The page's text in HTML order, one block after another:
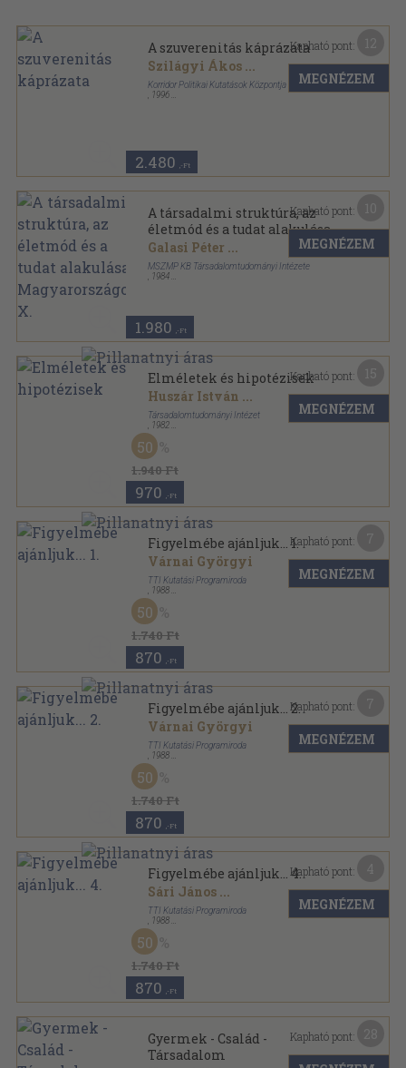
A szuverenitás káprázata
Szilágyi Ákos ...
Korridor Politikai Kutatások Központja
1996
2.480 ,-Ft
Kapható pont:
MEGNÉZEM
A társadalmi struktúra, az
életmód és a tudat alakulása
Magyarországon X.
Galasi Péter ...
MSZMP KB Társadalomtudományi Intézete
1984
1.980 ,-Ft
Kapható pont:
MEGNÉZEM
Elméletek és hipotézisek
Huszár István ...
Társadalomtudományi Intézet
1982
Ragasztott papírkötés
Rétegződés-modell vizsgálat sorozat
1.940 Ft
50
970 ,-Ft
Kapható pont:
MEGNÉZEM
Figyelmébe ajánljuk... 1.
Várnai Györgyi
TTI Kutatási Programiroda
1988
Tűzött kötés
Figyelmébe ajánljuk... sorozat
1.740 Ft
50
870 ,-Ft
Kapható pont:
MEGNÉZEM
Figyelmébe ajánljuk... 2.
Várnai Györgyi
TTI Kutatási Programiroda
1988
Tűzött kötés
Figyelmébe ajánljuk... sorozat
1.740 Ft
50
870 ,-Ft
Kapható pont:
MEGNÉZEM
Figyelmébe ajánljuk... 4.
Sári János ...
TTI Kutatási Programiroda
1988
Tűzött kötés
Figyelmébe ajánljuk... sorozat
1.740 Ft
50
870 ,-Ft
Kapható pont:
MEGNÉZEM
Gyermek - Család -
Társadalom
Kapható pont: